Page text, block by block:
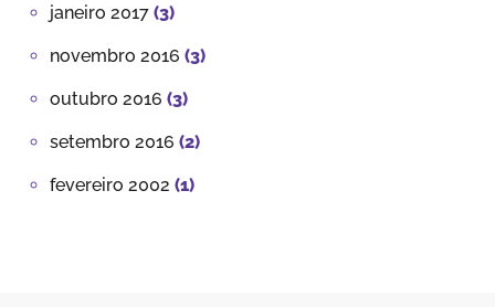
janeiro 2017 (3)
novembro 2016 (3)
outubro 2016 (3)
setembro 2016 (2)
fevereiro 2002 (1)